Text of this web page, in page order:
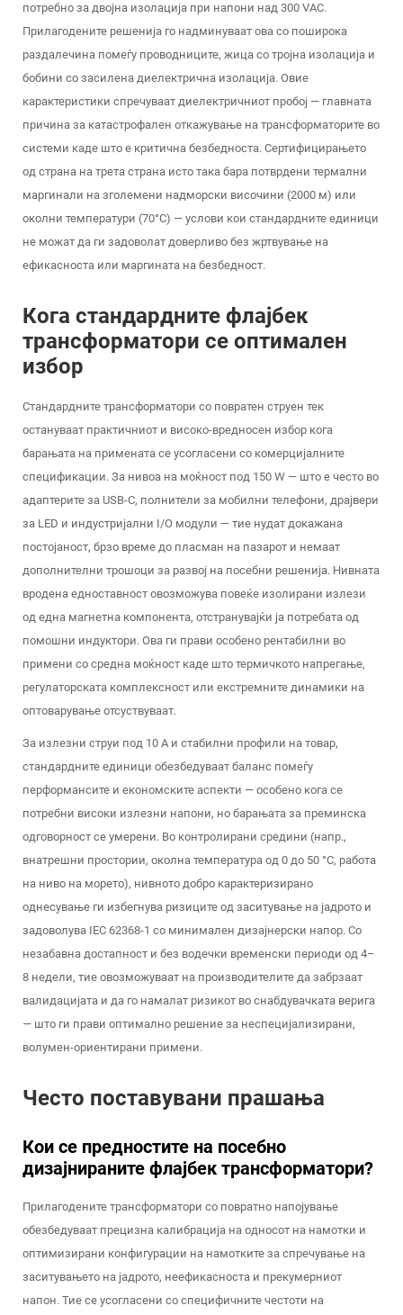
потребно за двојна изолација при напони над 300 VAC.
Прилагодените решенија го надминуваат ова со поширока
раздалечина помеѓу проводниците, жица со тројна изолација и
бобини со засилена диелектрична изолација. Овие
карактеристики спречуваат диелектричниот пробој — главната
причина за катастрофален откажување на трансформаторите во
системи каде што е критична безбедноста. Сертифицирањето
од страна на трета страна исто така бара потврдени термални
маргинали на зголемени надморски височини (2000 м) или
околни температури (70°C) — услови кои стандардните единици
не можат да ги задоволат доверливо без жртвување на
ефикасноста или маргината на безбедност.
Кога стандардните флајбек
трансформатори се оптимален
избор
Стандардните трансформатори со повратен струен тек
остануваат практичниот и високо-вредносен избор кога
барањата на примената се усогласени со комерцијалните
спецификации. За нивоа на моќност под 150 W — што е често во
адаптерите за USB-C, полнители за мобилни телефони, драјвери
за LED и индустријални I/O модули — тие нудат докажана
постојаност, брзо време до пласман на пазарот и немаат
дополнителни трошоци за развој на посебни решенија. Нивната
вродена едноставност овозможува повеќе изолирани излези
од една магнетна компонента, отстранувајќи ја потребата од
помошни индуктори. Ова ги прави особено рентабилни во
примени со средна моќност каде што термичкото напрегање,
регулаторската комплексност или екстремните динамики на
оптоварување отсуствуваат.
За излезни струи под 10 А и стабилни профили на товар,
стандардните единици обезбедуваат баланс помеѓу
перформансите и економските аспекти — особено кога се
потребни високи излезни напони, но барањата за преминска
одговорност се умерени. Во контролирани средини (напр.,
внатрешни простории, околна температура од 0 до 50 °C, работа
на ниво на морето), нивното добро карактеризирано
однесување ги избегнува ризиците од заситување на јадрото и
задоволува IEC 62368-1 со минимален дизајнерски напор. Со
незабавна достапност и без водечки временски периоди од 4–
8 недели, тие овозможуваат на производителите да забрзаат
валидацијата и да го намалат ризикот во снабдувачката верига
— што ги прави оптимално решение за неспецијализирани,
волумен-ориентирани примени.
Често поставувани прашања
Кои се предностите на посебно
дизајнираните флајбек трансформатори?
Прилагодените трансформатори со повратно напојување
обезбедуваат прецизна калибрација на односот на намотки и
оптимизирани конфигурации на намотките за спречување на
заситувањето на јадрото, неефикасноста и прекумерниот
напон. Тие се усогласени со специфичните честоти на